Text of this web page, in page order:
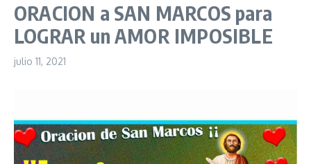
ORACION a SAN MARCOS para
LOGRAR un AMOR IMPOSIBLE
julio 11, 2021